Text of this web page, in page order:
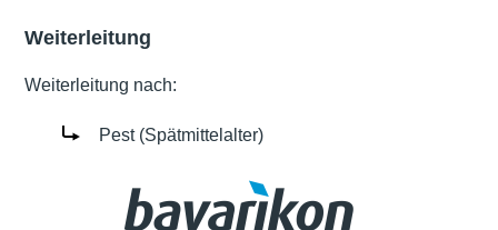
Weiterleitung
Weiterleitung nach:
Pest (Spätmittelalter)